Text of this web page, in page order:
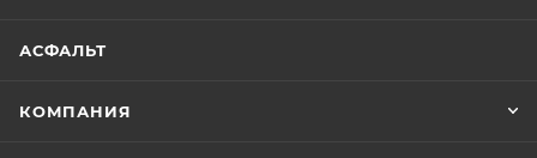
АСФАЛЬТ
КОМПАНИЯ